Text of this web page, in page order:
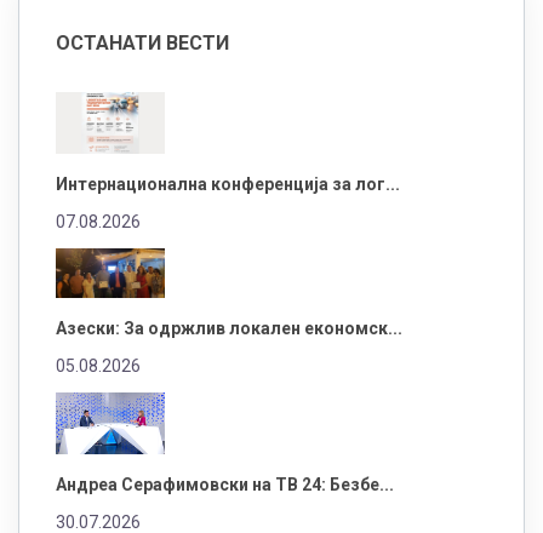
ОСТАНАТИ ВЕСТИ
Интернационална конференција за лог...
07.08.2026
Азески: За одржлив локален економск...
05.08.2026
Андреа Серафимовски на ТВ 24: Безбе...
30.07.2026